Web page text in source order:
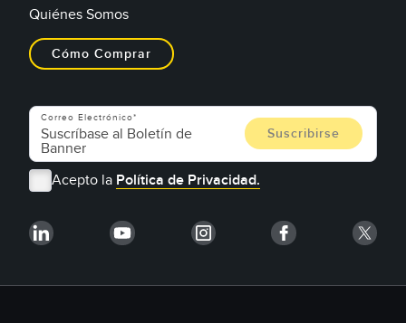
Quiénes Somos
Cómo Comprar
Correo Electrónico
Acepto la Política de Privacidad.